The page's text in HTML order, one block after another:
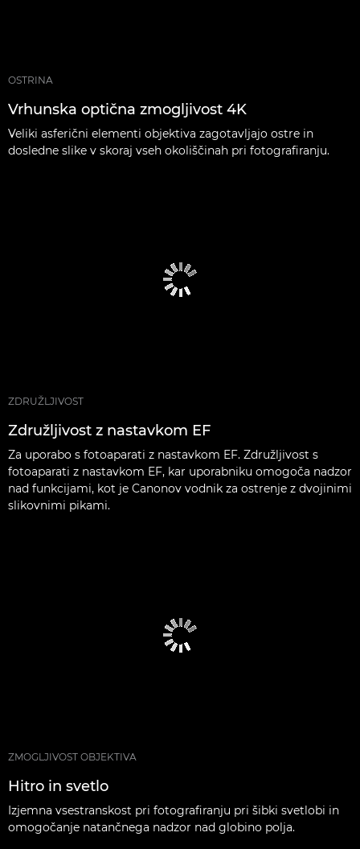
OSTRINA
Vrhunska optična zmogljivost 4K
Veliki asferični elementi objektiva zagotavljajo ostre in
dosledne slike v skoraj vseh okoliščinah pri fotografiranju.
ZDRUŽLJIVOST
Združljivost z nastavkom EF
Za uporabo s fotoaparati z nastavkom EF. Združljivost s
fotoaparati z nastavkom EF, kar uporabniku omogoča nadzor
nad funkcijami, kot je Canonov vodnik za ostrenje z dvojinimi
slikovnimi pikami.
ZMOGLJIVOST OBJEKTIVA
Hitro in svetlo
Izjemna vsestranskost pri fotografiranju pri šibki svetlobi in
omogočanje natančnega nadzor nad globino polja.